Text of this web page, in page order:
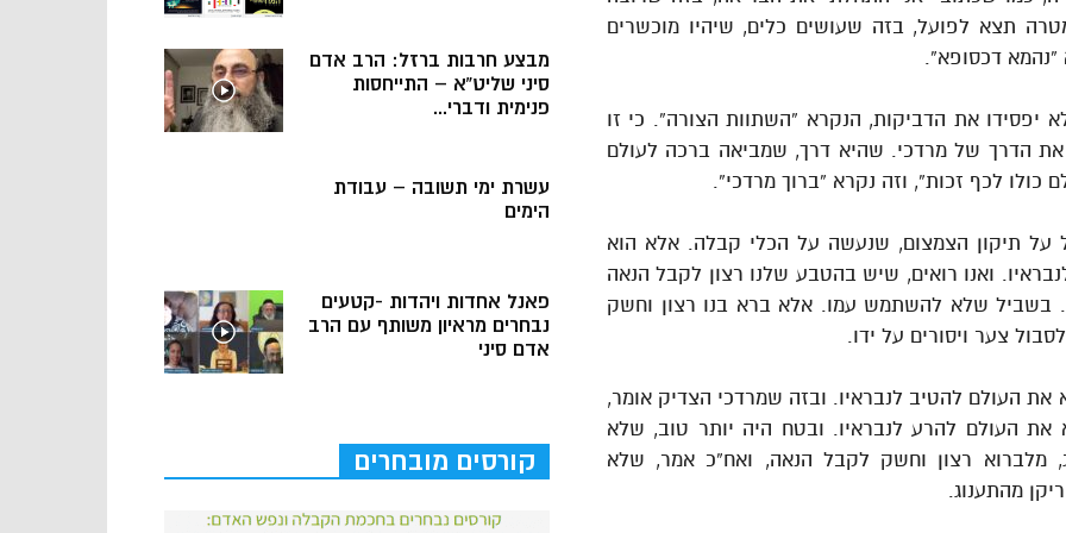
תצא לפועל, בזה שעושים כלים, שיהיו מוכשרים
דכסופא”.
את הדביקות, הנקרא “השתוות הצורה”. כי זו
את הדרך של מרדכי. שהיא דרך, שמביאה ברכה לעולם
כולו לכף זכות”, וזה נקרא “ברוך מרדכי”.
תיקון הצמצום, שנעשה על הכלי קבלה. אלא הוא
ואנו רואים, שיש בהטבע שלנו רצון לקבל הנאה
בשביל שלא להשתמש עמו. אלא ברא בנו רצון וחשק
צער ויסורים על ידו.
העולם להטיב לנבראיו. ובזה שמרדכי הצדיק אומר,
העולם להרע לנבראיו. ובטח היה יותר טוב, שלא
מלברוא רצון וחשק לקבל הנאה, ואח”כ אמר, שלא
מהתענוג.
מבצע חרבות ברזל: הרב אדם
סיני שליט”א – התייחסות
פנימית ודברי...
עשרת ימי תשובה – עבודת
הימים
פאנל אחדות ויהדות -קטעים
נבחרים מראיון משותף עם הרב
אדם סיני
קורסים מובחרים